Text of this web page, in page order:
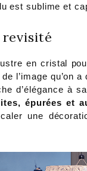
est sublime et
en cristal
l’image qu’on
d’élégance à
épurées et
une